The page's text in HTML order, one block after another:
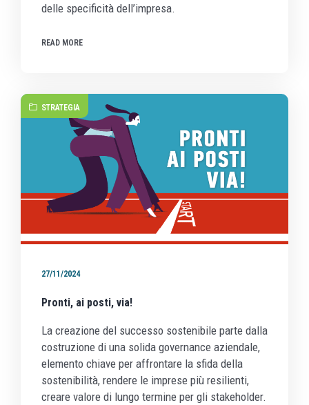
delle specificità dell’impresa.
READ MORE
STRATEGIA
27/11/2024
Pronti, ai posti, via!
La creazione del successo sostenibile parte dalla
costruzione di una solida governance aziendale,
elemento chiave per affrontare la sfida della
sostenibilità, rendere le imprese più resilienti,
creare valore di lungo termine per gli stakeholder.